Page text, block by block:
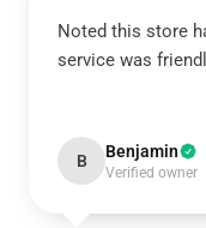
Noted this store
service was
B Benjamin
Verified owner